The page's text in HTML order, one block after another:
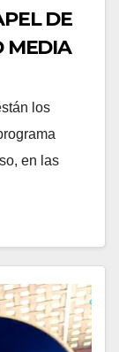
DE
MEDIA
los
en las